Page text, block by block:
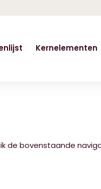
Kernelementen
de bovenstaande